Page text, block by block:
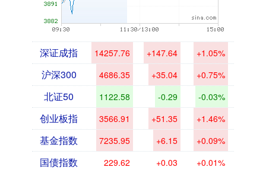
深证成指 14257.76 +147.64 +1.05%
沪深300 4686.35 +35.04 +0.75%
北证50 1122.58 -0.29 -0.03%
创业板指 3566.91 +51.35 +1.46%
基金指数 7235.95 +6.15 +0.09%
国债指数 229.62 +0.03 +0.01%